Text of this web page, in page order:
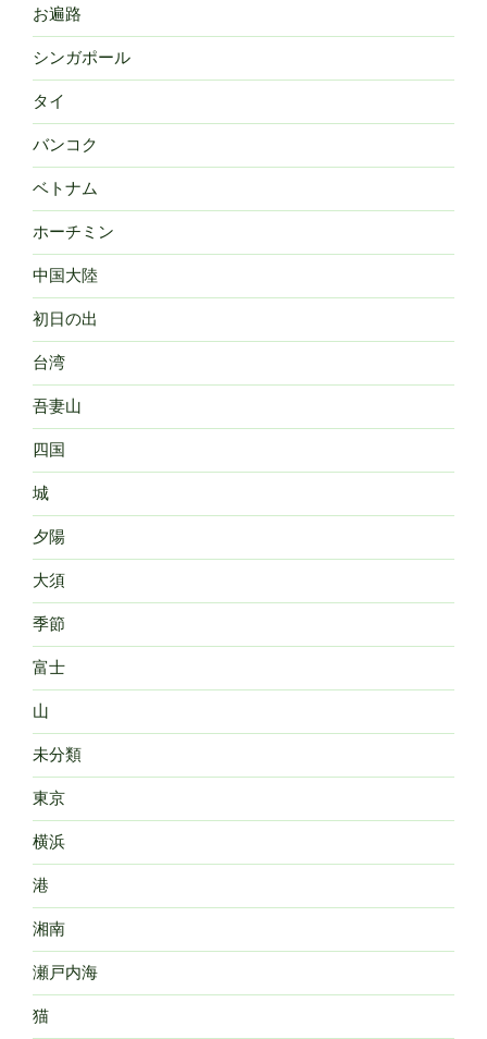
お遍路
シンガポール
タイ
バンコク
ベトナム
ホーチミン
中国大陸
初日の出
台湾
吾妻山
四国
城
夕陽
大須
季節
富士
山
未分類
東京
横浜
港
湘南
瀬戸内海
猫